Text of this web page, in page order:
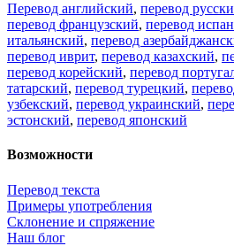
Перевод английский, перевод
перевод французский, перевод
итальянский, перевод
перевод иврит, перевод казахский,
перевод корейский, перевод
татарский, перевод турецкий,
узбекский, перевод украинский,
эстонский, перевод японский
Возможности
Перевод текста
Примеры употребления
Склонение и спряжение
Наш блог